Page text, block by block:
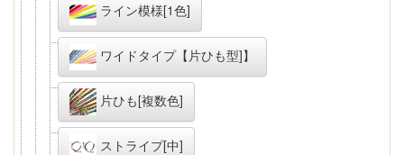
ライン模様[1色]
ワイドタイプ【片ひも型]】
片ひも[複数色]
ストライプ[中]